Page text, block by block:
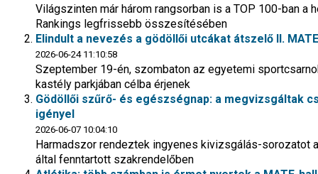
Világszinten már három rangsorban is a TOP 100-ban a
Rankings legfrissebb összesítésében
Elindult a nevezés a gödöllői utcákat átszelő II.
2026-06-24 11:10:58
Szeptember 19-én, szombaton az egyetemi
kastély parkjában célba érjenek
Gödöllői szűrő- és egészségnap: a megvizsgáltak
igényel
2026-06-07 10:04:10
Harmadszor rendeztek ingyenes kivizsgálás-sorozatot
által fenntartott szakrendelőben